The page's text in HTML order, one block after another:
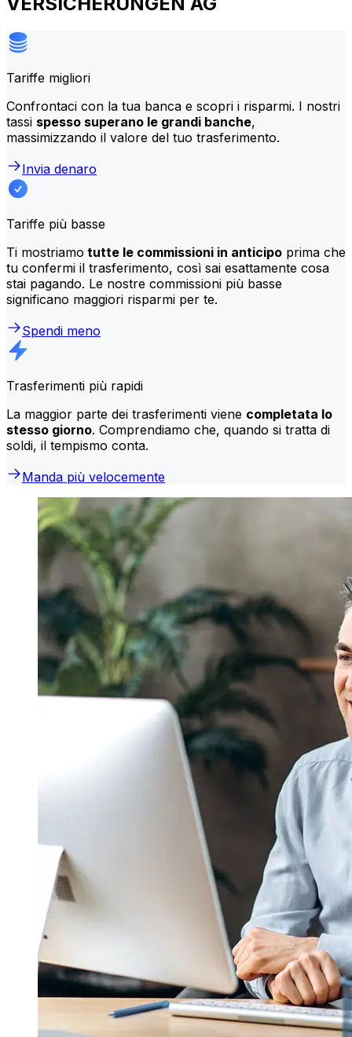
Tariffe migliori
Confrontaci con la tua banca e scopri i risparmi. I nostri
tassi spesso superano le grandi banche,
massimizzando il valore del tuo trasferimento.
Invia denaro
Tariffe più basse
Ti mostriamo tutte le commissioni in anticipo prima che
tu confermi il trasferimento, così sai esattamente cosa
stai pagando. Le nostre commissioni più basse
significano maggiori risparmi per te.
Spendi meno
Trasferimenti più rapidi
La maggior parte dei trasferimenti viene completata lo
stesso giorno. Comprendiamo che, quando si tratta di
soldi, il tempismo conta.
Manda più velocemente